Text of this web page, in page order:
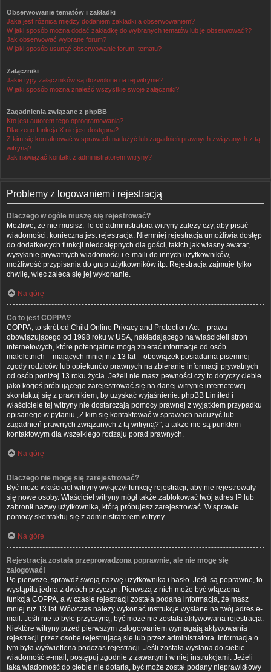
Obserwowanie tematów i zakładki
Jaka jest różnica między dodaniem zakładki a obserwowaniem?
W jaki sposób można dodać zakładkę do wybranych tematów lub je obserwować??
Jak obserwować wybrane forum?
W jaki sposób usunąć obserwowanie forum, tematu?
Załączniki
Jakie typy załączników są dozwolone na tej witrynie?
W jaki sposób można znaleźć wszystkie swoje załączniki?
Zagadnienia związane z phpBB
Kto jest autorem tego oprogramowania?
Dlaczego funkcja X nie jest dostępna?
Z kim się kontaktować w sprawach nadużyć lub zagadnień prawnych związanych z tą
witryną?
Jak nawiązać kontakt z administratorem witryny?
Problemy z logowaniem i rejestracją
Dlaczego w ogóle muszę się rejestrować?
Możliwe, że nie musisz. To od administratora witryny zależy czy, aby pisać
wiadomości, konieczna jest rejestracja. Niemniej rejestracja umożliwia dostęp
do dodatkowych funkcji niedostępnych dla gości, takich jak własny awatar,
wysyłanie prywatnych wiadomości i e-maili do innych użytkowników,
możliwość przypisania do grup użytkowników itp. Rejestracja zajmuje tylko
chwilę, więc zaleca się jej wykonanie.
Na górę
Co to jest COPPA?
COPPA, to skrót od Child Online Privacy and Protection Act – prawa
obowiązującego od 1998 roku w USA, nakładającego na właścicieli stron
internetowych, które potencjalnie mogą zbierać informacje od osób
małoletnich – mających mniej niż 13 lat – obowiązek posiadania pisemnej
zgody rodziców lub opiekunów prawnych na zbieranie informacji prywatnych
od osób poniżej 13 roku życia. Jeżeli nie masz pewności czy to dotyczy ciebie
jako kogoś próbującego zarejestrować się na danej witrynie internetowej –
skontaktuj się z prawnikiem, by uzyskać wyjaśnienie. phpBB Limited i
właściciele tej witryny nie dostarczają pomocy prawnej z wyjątkiem przypadku
opisanego w pytaniu „Z kim się kontaktować w sprawach nadużyć lub
zagadnień prawnych związanych z tą witryną?”, a także nie są punktem
kontaktowym dla wszelkiego rodzaju porad prawnych.
Na górę
Dlaczego nie mogę się zarejestrować?
Być może właściciel witryny wyłączył funkcję rejestracji, aby nie rejestrowały
się nowe osoby. Właściciel witryny mógł także zablokować twój adres IP lub
zabronił nazwy użytkownika, którą próbujesz zarejestrować. W sprawie
pomocy skontaktuj się z administratorem witryny.
Na górę
Rejestracja została przeprowadzona poprawnie, ale nie mogę się
zalogować!
Po pierwsze, sprawdź swoją nazwę użytkownika i hasło. Jeśli są poprawne, to
wystąpiła jedna z dwóch przyczyn. Pierwszą z nich może być włączona
funkcja COPPA, a w czasie rejestracji została podana informacja, że masz
mniej niż 13 lat. Wówczas należy wykonać instrukcje wysłane na twój adres e-
mail. Jeśli nie to było przyczyną, być może nie została aktywowana rejestracja.
Niektóre witryny przed pierwszym zalogowaniem wymagają aktywowania
rejestracji przez osobę rejestrującą się lub przez administratora. Informacja o
tym była wyświetlona podczas rejestracji. Jeśli została wysłana do ciebie
wiadomość e-mail, postępuj zgodnie z zawartymi w niej instrukcjami. Jeżeli
taka wiadomość do ciebie nie dotarła, być może został podany nieprawidłowy